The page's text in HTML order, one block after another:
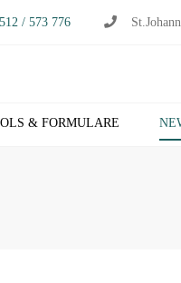
/ 573 776
& FORMULARE